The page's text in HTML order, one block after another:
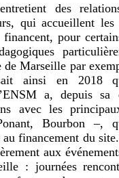
des
qui accueillent les
financent, pour
de Marseille par
ainsi en 2018
a, depuis sa
avec les
Bourbon –,
financement du
aux
: journées